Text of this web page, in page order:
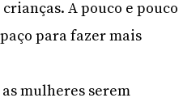
A pouco e pouco
para fazer mais
mulheres serem